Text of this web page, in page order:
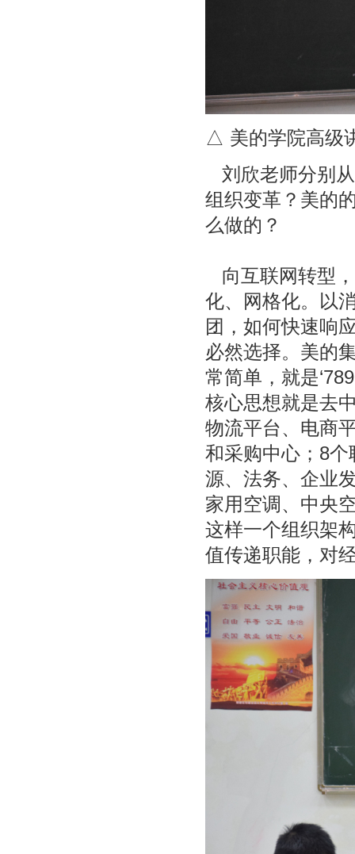
△ 美的学院高级
刘欣老师分别
组织变革？美的
么做的？
向互联网转型
化、网格化。以
团，如何快速响
必然选择。美的
常简单，就是
核心思想就是去
物流平台、电商
和采购中心；8
源、法务、企业
家用空调、中央
这样一个组织架
值传递职能，对